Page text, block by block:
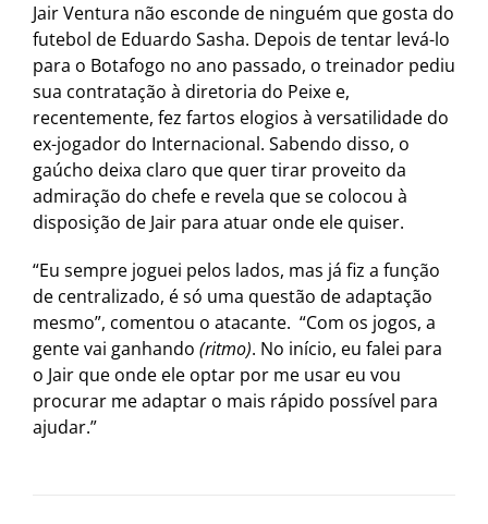
Jair Ventura não esconde de ninguém que gosta do
futebol de Eduardo Sasha. Depois de tentar levá-lo
para o Botafogo no ano passado, o treinador pediu
sua contratação à diretoria do Peixe e,
recentemente, fez fartos elogios à versatilidade do
ex-jogador do Internacional. Sabendo disso, o
gaúcho deixa claro que quer tirar proveito da
admiração do chefe e revela que se colocou à
disposição de Jair para atuar onde ele quiser.
“Eu sempre joguei pelos lados, mas já fiz a função
de centralizado, é só uma questão de adaptação
mesmo”, comentou o atacante. “Com os jogos, a
gente vai ganhando (ritmo). No início, eu falei para
o Jair que onde ele optar por me usar eu vou
procurar me adaptar o mais rápido possível para
ajudar.”